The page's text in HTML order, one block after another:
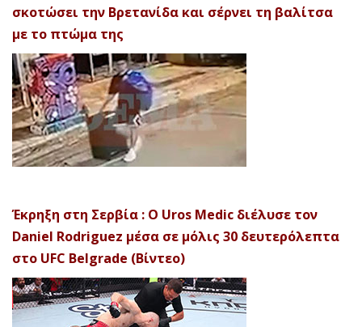
σκοτώσει την Βρετανίδα και σέρνει τη βαλίτσα
με το πτώμα της
Έκρηξη στη Σερβία : Ο Uros Medic διέλυσε τον
Daniel Rodriguez μέσα σε μόλις 30 δευτερόλεπτα
στο UFC Belgrade (Βίντεο)